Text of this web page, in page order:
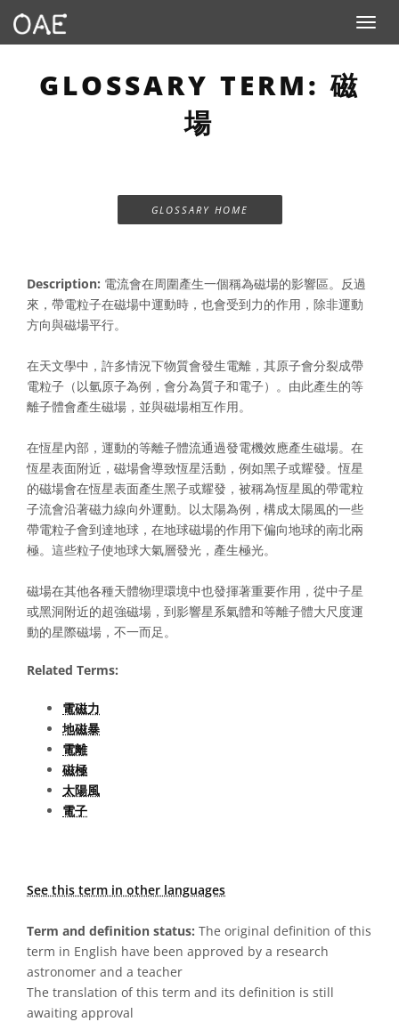
Toggle
GLOSSARY TERM: 磁
場
GLOSSARY HOME
Description: 電流會在周圍產生一個稱為磁場的影響區。反過
來，帶電粒子在磁場中運動時，也會受到力的作用，除非運動
方向與磁場平行。
在天文學中，許多情況下物質會發生電離，其原子會分裂成帶
電粒子（以氫原子為例，會分為質子和電子）。由此產生的等
離子體會產生磁場，並與磁場相互作用。
在恆星內部，運動的等離子體流通過發電機效應產生磁場。在
恆星表面附近，磁場會導致恆星活動，例如黑子或耀發。恆星
的磁場會在恆星表面產生黑子或耀發，被稱為恆星風的帶電粒
子流會沿著磁力線向外運動。以太陽為例，構成太陽風的一些
帶電粒子會到達地球，在地球磁場的作用下偏向地球的南北兩
極。這些粒子使地球大氣層發光，產生極光。
磁場在其他各種天體物理環境中也發揮著重要作用，從中子星
或黑洞附近的超強磁場，到影響星系氣體和等離子體大尺度運
動的星際磁場，不一而足。
Related Terms:
電磁力
地磁暴
電離
磁極
太陽風
電子
See this term in other languages
Term and definition status: The original definition of this
term in English have been approved by a research
astronomer and a teacher
The translation of this term and its definition is still
awaiting approval